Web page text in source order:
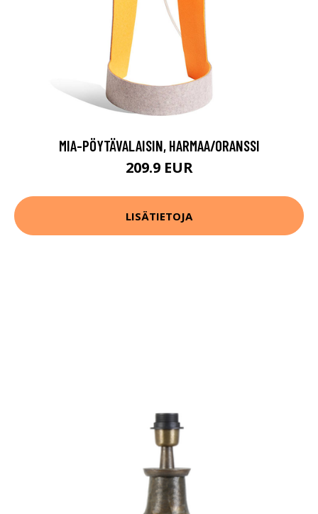
MIA-PÖYTÄVALAISIN, HARMAA/ORANSSI
209.9 EUR
LISÄTIETOJA